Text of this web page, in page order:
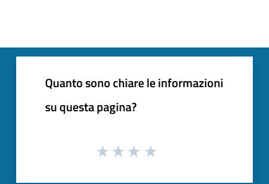
Quanto sono chiare le informazioni
su questa pagina?